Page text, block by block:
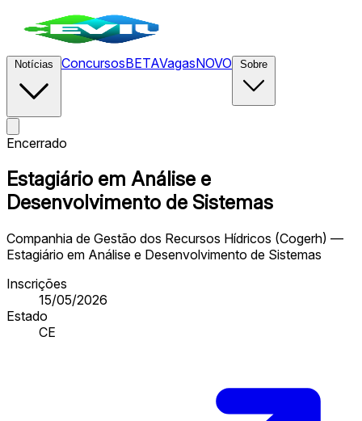
ConcursosBETAVagasNOVO
Encerrado
Estagiário em Análise e
Desenvolvimento de Sistemas
Companhia de Gestão dos Recursos Hídricos (Cogerh) —
Estagiário em Análise e Desenvolvimento de Sistemas
Inscrições
15/05/2026
Estado
CE